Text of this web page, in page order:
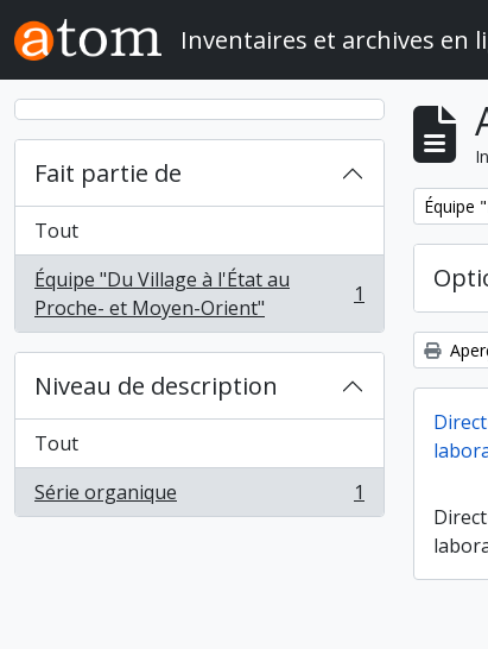
Skip to main content
Inventaires et archives en
Fait partie de
Tout
Équipe "Du Village à l'État au
Proche- et Moyen-Orient"
, 1 résultats 1
Niveau de description
Tout
Série organique
, 1 résultats 1
Équipe